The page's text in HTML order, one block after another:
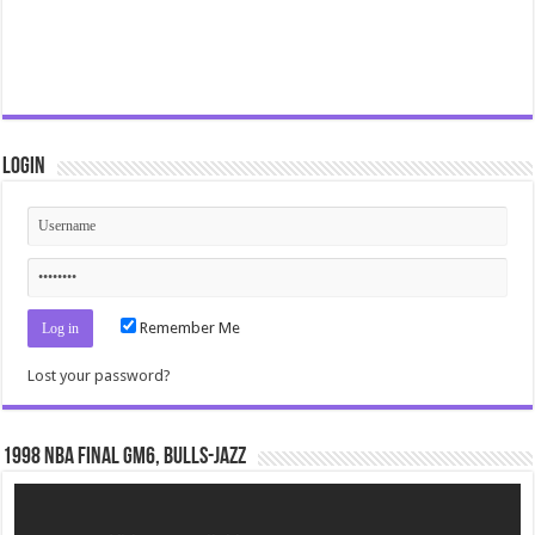
Login
Remember Me
Lost your password?
1998 NBA Final gm6, Bulls-Jazz